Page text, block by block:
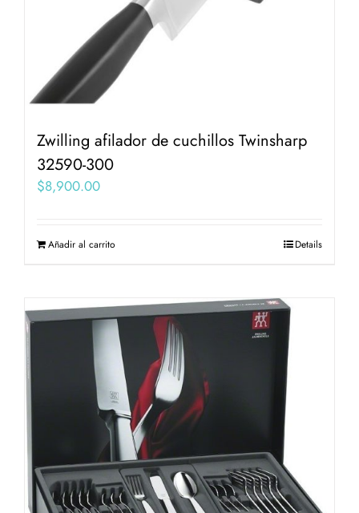
Zwilling afilador de cuchillos Twinsharp
32590-300
$8,900.00
Añadir al carrito Details